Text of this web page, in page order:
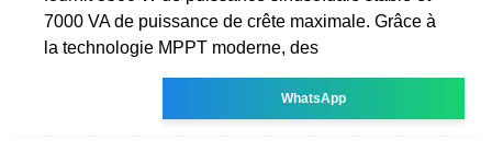
7000 VA de puissance de crête maximale. Grâce à
la technologie MPPT moderne, des
WhatsApp